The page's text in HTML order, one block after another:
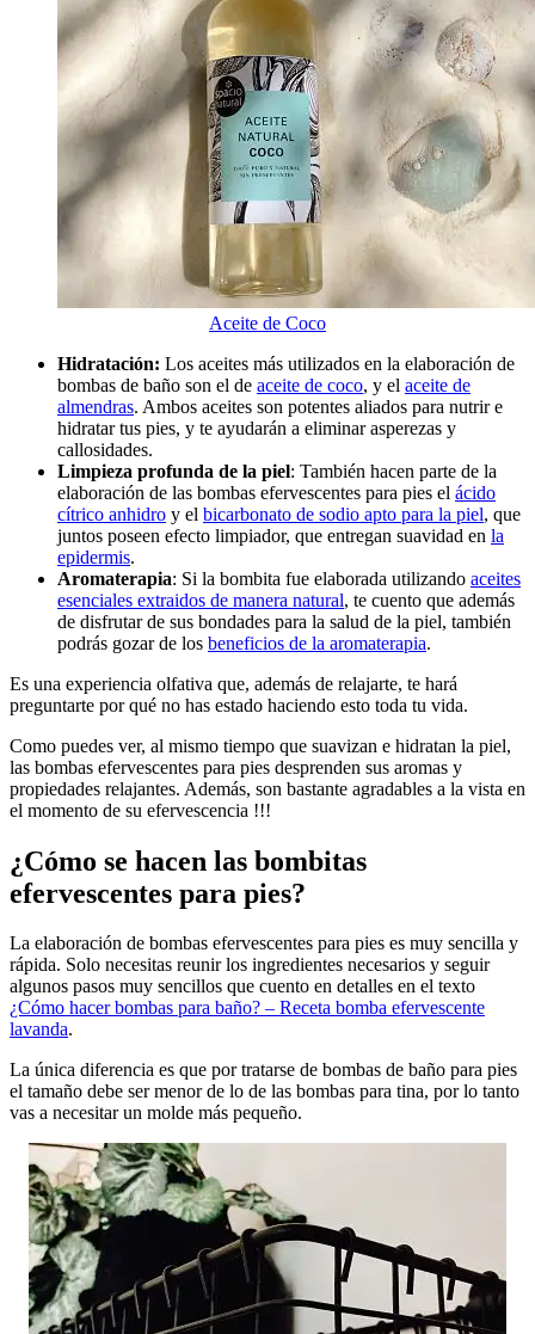
Aceite de Coco
Hidratación: Los aceites más utilizados en la elaboración de
bombas de baño son el de aceite de coco, y el aceite de
almendras. Ambos aceites son potentes aliados para nutrir e
hidratar tus pies, y te ayudarán a eliminar asperezas y
callosidades.
Limpieza profunda de la piel: También hacen parte de la
elaboración de las bombas efervescentes para pies el ácido
cítrico anhidro y el bicarbonato de sodio apto para la piel, que
juntos poseen efecto limpiador, que entregan suavidad en la
epidermis.
Aromaterapia: Si la bombita fue elaborada utilizando aceites
esenciales extraidos de manera natural, te cuento que además
de disfrutar de sus bondades para la salud de la piel, también
podrás gozar de los beneficios de la aromaterapia.
Es una experiencia olfativa que, además de relajarte, te hará
preguntarte por qué no has estado haciendo esto toda tu vida.
Como puedes ver, al mismo tiempo que suavizan e hidratan la piel,
las bombas efervescentes para pies desprenden sus aromas y
propiedades relajantes. Además, son bastante agradables a la vista en
el momento de su efervescencia !!!
¿Cómo se hacen las bombitas
efervescentes para pies?
La elaboración de bombas efervescentes para pies es muy sencilla y
rápida. Solo necesitas reunir los ingredientes necesarios y seguir
algunos pasos muy sencillos que cuento en detalles en el texto
¿Cómo hacer bombas para baño? – Receta bomba efervescente
lavanda.
La única diferencia es que por tratarse de bombas de baño para pies
el tamaño debe ser menor de lo de las bombas para tina, por lo tanto
vas a necesitar un molde más pequeño.